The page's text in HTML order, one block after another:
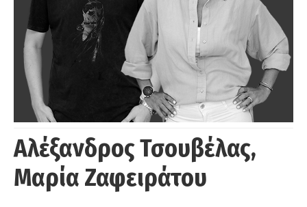
Αλέξανδρος Τσουβέλας,
Μαρία Ζαφειράτου